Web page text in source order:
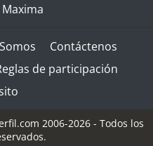
Maxima
Contáctenos
de participación
2006-2026 - Todos los